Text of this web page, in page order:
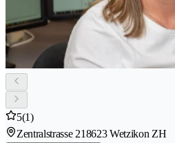
5(1)
Zentralstrasse 218623 Wetzikon ZH